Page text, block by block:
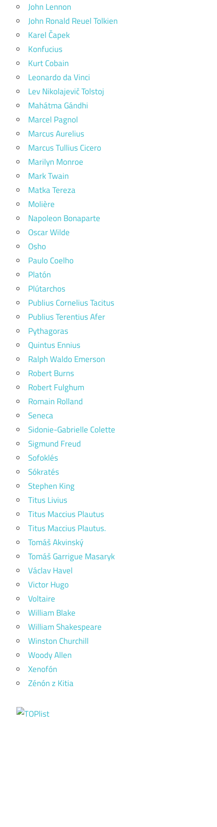
John Lennon
John Ronald Reuel Tolkien
Karel Čapek
Konfucius
Kurt Cobain
Leonardo da Vinci
Lev Nikolajevič Tolstoj
Mahátma Gándhi
Marcel Pagnol
Marcus Aurelius
Marcus Tullius Cicero
Marilyn Monroe
Mark Twain
Matka Tereza
Molière
Napoleon Bonaparte
Oscar Wilde
Osho
Paulo Coelho
Platón
Plútarchos
Publius Cornelius Tacitus
Publius Terentius Afer
Pythagoras
Quintus Ennius
Ralph Waldo Emerson
Robert Burns
Robert Fulghum
Romain Rolland
Seneca
Sidonie-Gabrielle Colette
Sigmund Freud
Sofoklés
Sókratés
Stephen King
Titus Livius
Titus Maccius Plautus
Titus Maccius Plautus.
Tomáš Akvinský
Tomáš Garrigue Masaryk
Václav Havel
Victor Hugo
Voltaire
William Blake
William Shakespeare
Winston Churchill
Woody Allen
Xenofón
Zénón z Kitia